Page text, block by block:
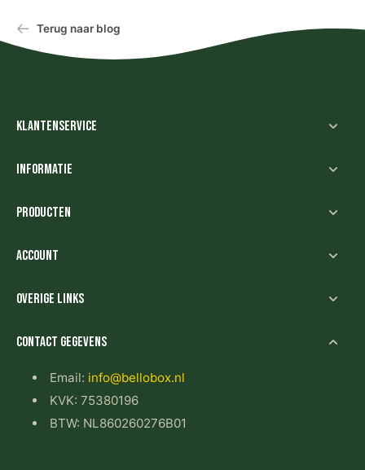
Terug naar blog
Klantenservice
Informatie
Producten
Account
Overige links
Contact gegevens
Email: info@bellobox.nl
KVK: 75380196
BTW: NL860260276B01